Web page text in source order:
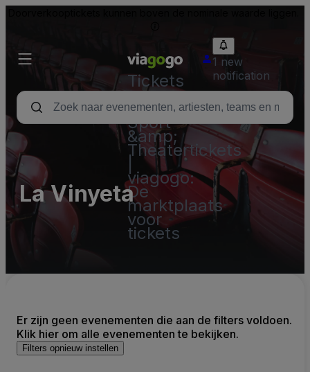
Tickets
-
Concert,
Sport
&amp;
Theatertickets
viagogo:
De
marktplaats
voor
tickets
1 new
notification
La Vinyeta
Er zijn geen evenementen die aan de filters voldoen.
Klik hier om alle evenementen te bekijken.
Filters opnieuw instellen